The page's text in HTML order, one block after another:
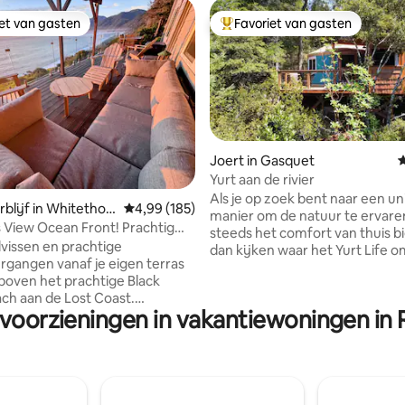
van 5 uit 5, 289 recensies
van gasten
van gasten
in Whitethor
Gemiddelde beoordeling van 4,99 uit 5, 185
4,99 (185)
View Ocean Front! Prachtig
toegestaanen prachtige
vanaf je eigen terras
het prachtige Black
aan de Lost Coast.
ligt direct aan de rand
met een panoramisch
Topfavoriet van gasten
Favoriet van gasten
Joert in Gasquet
Yurt aan de rivier
Als je op zoek bent naar een
manier om de natuur te
steeds het comfort van thuis
dan kijken waar het Yurt Life
bij de rivier. Deze kleine yurt heeft een
in vakantiewoningen in